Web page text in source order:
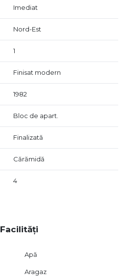
Imediat
Nord-Est
1
Finisat modern
1982
Bloc de apart.
Finalizată
Cărămidă
4
Facilități
Apă
Aragaz